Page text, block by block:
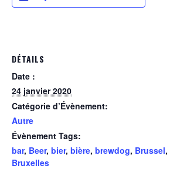
DÉTAILS
Date :
24 janvier 2020
Catégorie d’Évènement:
Autre
Évènement Tags:
bar, Beer, bier, bière, brewdog, Brussel,
Bruxelles